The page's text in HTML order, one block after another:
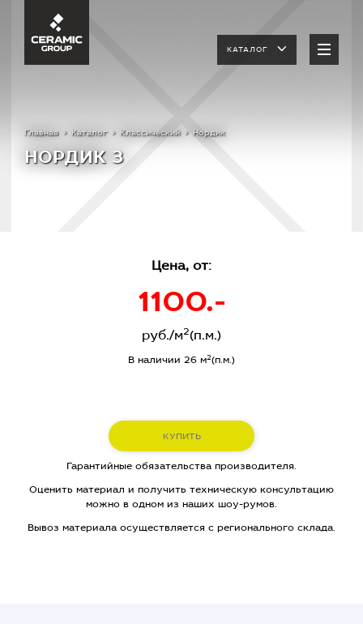
КАТАЛОГ
Главная Каталог Классический Нордик
НОРДИК 3
Цена, от:
1100.-
руб./м2(п.м.)
В наличии 26 м2(п.м.)
КУПИТЬ
Гарантийные обязательства производителя.
Оценить материал и получить техническую консультацию
можно в одном из наших шоу-румов.
Вывоз материала осуществляется с регионального склада.